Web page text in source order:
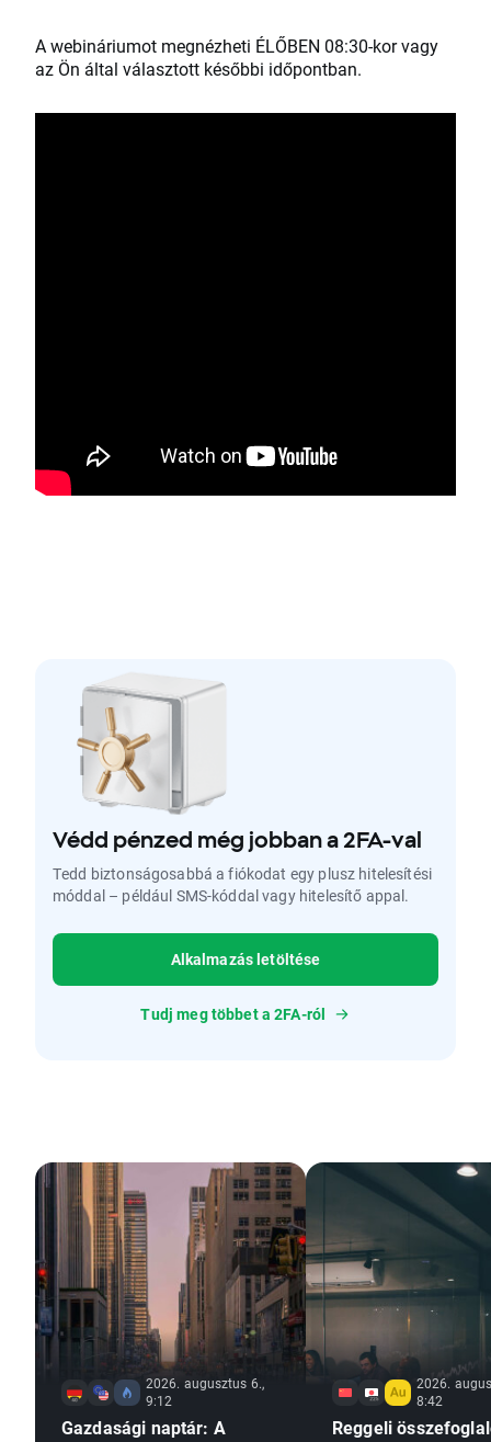
A webináriumot megnézheti ÉLŐBEN 08:30-kor vagy
az Ön által választott későbbi időpontban.
Védd pénzed még jobban a 2FA-val
Tedd biztonságosabbá a fiókodat egy plusz hitelesítési
móddal – például SMS-kóddal vagy hitelesítő appal.
Alkalmazás letöltése
Tudj meg többet a 2FA-ról
2026. augusztus 6.,
9:12
Gazdasági naptár: A
2026.
8:42
Reggeli